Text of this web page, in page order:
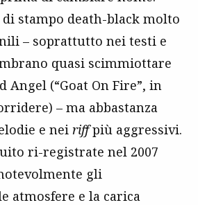
di stampo death-black molto
– soprattutto nei testi e
quasi scimmiottare
(“Goat On Fire”, in
– ma abbastanza
e nei riffpiù aggressivi.
ri-registrate nel 2007
gli
atmosfere e la carica